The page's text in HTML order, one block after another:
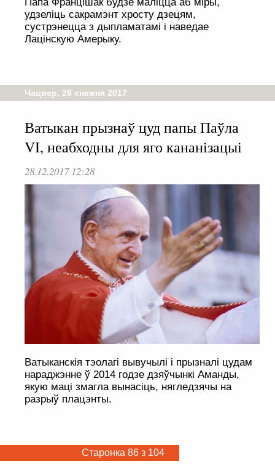
удзеліць сакрамэнт хросту дзецям,
сустрэнецца з дыпламатамі і наведае
Лацінскую Амерыку.
Чацвер, 28 снежня 2017
Ватыкан прызнаў цуд папы Паўла
VI, неабходны для яго кананізацыі
28.12.2017 12:28
Ватыканскія тэолагі вывучылі і прызналі цудам
нараджэнне ў 2014 годзе дзяўчынкі Аманды,
якую маці змагла вынасіць, нягледзячы на
разрыў плацэнты.
Старонка 86 з 104